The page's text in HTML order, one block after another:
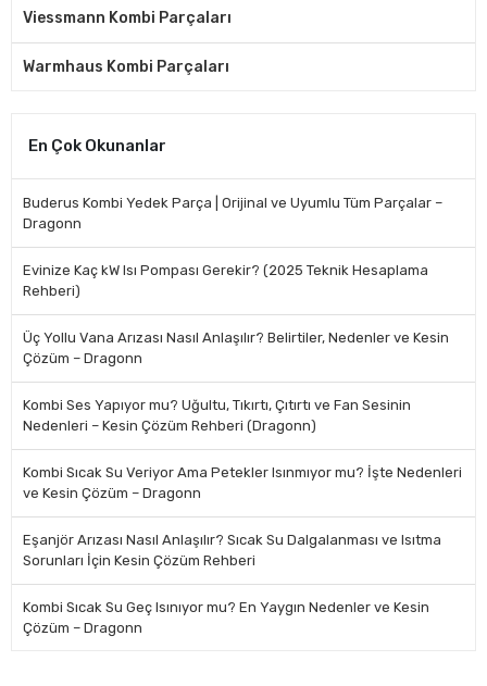
Viessmann Kombi Parçaları
Warmhaus Kombi Parçaları
En Çok Okunanlar
Buderus Kombi Yedek Parça | Orijinal ve Uyumlu Tüm Parçalar –
Dragonn
Evinize Kaç kW Isı Pompası Gerekir? (2025 Teknik Hesaplama
Rehberi)
Üç Yollu Vana Arızası Nasıl Anlaşılır? Belirtiler, Nedenler ve Kesin
Çözüm – Dragonn
Kombi Ses Yapıyor mu? Uğultu, Tıkırtı, Çıtırtı ve Fan Sesinin
Nedenleri – Kesin Çözüm Rehberi (Dragonn)
Kombi Sıcak Su Veriyor Ama Petekler Isınmıyor mu? İşte Nedenleri
ve Kesin Çözüm – Dragonn
Eşanjör Arızası Nasıl Anlaşılır? Sıcak Su Dalgalanması ve Isıtma
Sorunları İçin Kesin Çözüm Rehberi
Kombi Sıcak Su Geç Isınıyor mu? En Yaygın Nedenler ve Kesin
Çözüm – Dragonn